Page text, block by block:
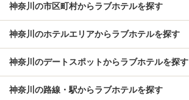
神奈川の市区町村からラブホテルを探す
神奈川のホテルエリアからラブホテルを探す
神奈川のデートスポットからラブホテルを探す
神奈川の路線・駅からラブホテルを探す